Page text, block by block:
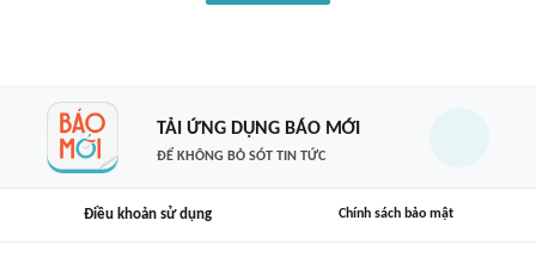
TẢI ỨNG DỤNG BÁO MỚI
ĐỂ KHÔNG BỎ SÓT TIN TỨC
Điều khoản sử dụng Chính sách bảo mật